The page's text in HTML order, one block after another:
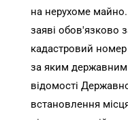
на нерухоме майно.
заяві обов'язково
кадастровий номер
за яким державним
відомості
встановлення